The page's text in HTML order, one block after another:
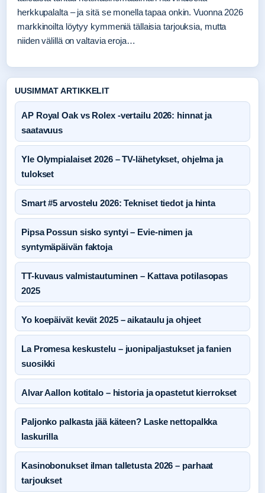
herkkupalalta – ja sitä se monella tapaa onkin. Vuonna 2026
markkinoilta löytyy kymmeniä tällaisia tarjouksia, mutta
niiden välillä on valtavia eroja…
UUSIMMAT ARTIKKELIT
AP Royal Oak vs Rolex -vertailu 2026: hinnat ja
saatavuus
Yle Olympialaiset 2026 – TV-lähetykset, ohjelma ja
tulokset
Smart #5 arvostelu 2026: Tekniset tiedot ja hinta
Pipsa Possun sisko syntyi – Evie-nimen ja
syntymäpäivän faktoja
TT-kuvaus valmistautuminen – Kattava potilasopas
2025
Yo koepäivät kevät 2025 – aikataulu ja ohjeet
La Promesa keskustelu – juonipaljastukset ja fanien
suosikki
Alvar Aallon kotitalo – historia ja opastetut kierrokset
Paljonko palkasta jää käteen? Laske nettopalkka
laskurilla
Kasinobonukset ilman talletusta 2026 – parhaat
tarjoukset